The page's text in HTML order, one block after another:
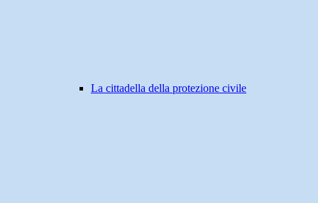
La cittadella della protezione civile